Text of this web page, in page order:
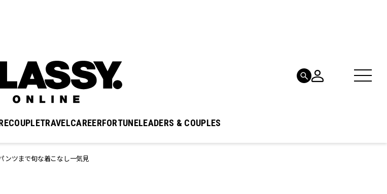
COUPLETRAVELCAREERFORTUNELEADERS & COUPLES
ンツまで旬な着こなし一気見